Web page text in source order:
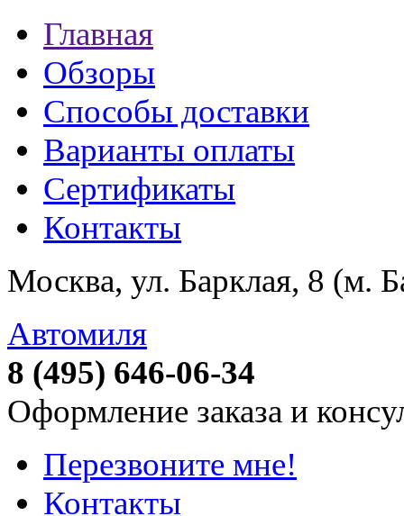
Главная
Обзоры
Способы доставки
Варианты оплаты
Сертификаты
Контакты
Москва, ул. Барклая, 8 (м.
Автомиля
8 (495) 646-06-34
Оформление заказа и
Перезвоните мне!
Контакты